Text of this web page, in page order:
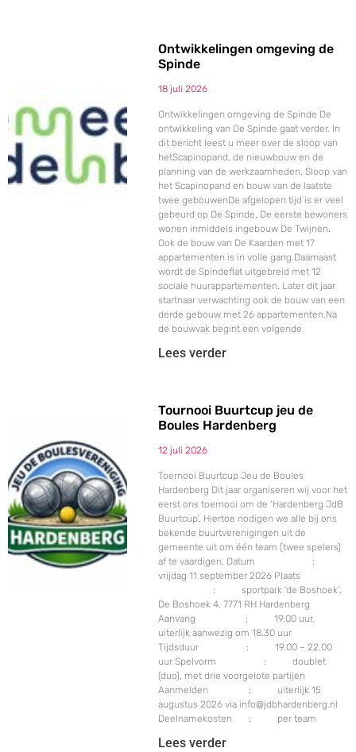
Ontwikkelingen omgeving de
Spinde
18 juli 2026
Ontwikkelingen omgeving de Spinde De
ontwikkeling van De Spinde gaat verder. In
dit bericht leest u meer over de sloop van
hetScapinopand, de nieuwbouw en de
planning van de werkzaamheden. Sloop van
het Scapinopand en bouw van de laatste
twee gebouwenDe afgelopen tijd is er veel
gebeurd op De Spinde. De eerste bewoners
wonen inmiddels ingebouw De Twijnen.
Ook de bouw van De Kaarden met 17
appartementen is in volle gang.Daarnaast
wordt de Spindeflat uitgebreid met 12
sociale huurappartementen. Later dit jaar
startnaar verwachting ook de bouw van een
derde gebouw met 26 appartementen.Na
de bouwvak begint een volgende
Lees verder
Tournooi Buurtcup jeu de
Boules Hardenberg
12 juli 2026
Toernooi Buurtcup Jeu de Boules
Hardenberg Dit jaar organiseren wij voor het
eerst ons toernooi om de ‘Hardenberg JdB
Buurtcup’. Hiertoe nodigen we alle bij ons
bekende buurtverenigingen uit de
gemeente uit om één team (twee spelers)
af te vaardigen. Datum :
vrijdag 11 september 2026 Plaats
: sportpark ‘de Boshoek’,
De Boshoek 4, 7771 RH Hardenberg
Aanvang : 19.00 uur,
uiterlijk aanwezig om 18.30 uur
Tijdsduur : 19.00 – 22.00
uur Spelvorm : doublet
(duo), met drie voorgelote partijen
Aanmelden : uiterlijk 15
augustus 2026 via info@jdbhardenberg.nl
Deelnamekosten : per team
Lees verder